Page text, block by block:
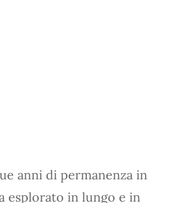
anni di permanenza in
esplorato in lungo e in